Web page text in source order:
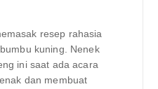
resep rahasia
kuning. Nenek
ini saat ada acara
dan membuat